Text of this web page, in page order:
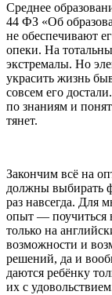
Среднее
44 ФЗ «Об
не обеспечивают
опеки. На
экстремалы. Но
украсить жизнь
совсем его
по знаниям и
тянет.
Закончим всё на
должны выбирать
раз навсегда. Для
опыт — поучиться
только на
возможности и
решений, да и
даются ребёнку
их с